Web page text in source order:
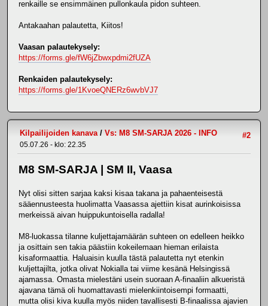
renkaille se ensimmäinen pullonkaula pidon suhteen.
Antakaahan palautetta, Kiitos!
Vaasan palautekysely:
https://forms.gle/fW6jZbwxpdmi2fUZA
Renkaiden palautekysely:
https://forms.gle/1KvoeQNERz6wvbVJ7
#2
Kilpailijoiden kanava / Vs: M8 SM-SARJA 2026 - INFO
05.07.26 - klo: 22.35
M8 SM-SARJA | SM II, Vaasa
Nyt olisi sitten sarjaa kaksi kisaa takana ja pahaenteisestä
sääennusteesta huolimatta Vaasassa ajettiin kisat aurinkoisissa
merkeissä aivan huippukuntoisella radalla!
M8-luokassa tilanne kuljettajamäärän suhteen on edelleen heikko
ja osittain sen takia päästiin kokeilemaan hieman erilaista
kisaformaattia. Haluaisin kuulla tästä palautetta nyt etenkin
kuljettajilta, jotka olivat Nokialla tai viime kesänä Helsingissä
ajamassa. Omasta mielestäni usein suoraan A-finaaliin alkueristä
ajavana tämä oli huomattavasti mielenkiintoisempi formaatti,
mutta olisi kiva kuulla myös niiden tavallisesti B-finaalissa ajavien